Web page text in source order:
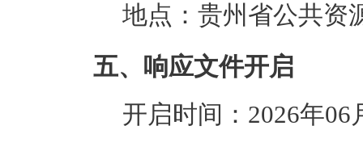
地点： 贵州省公共资
五、响应文件开启
开启时间： 2026年06